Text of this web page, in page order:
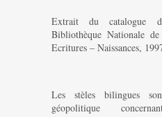
Extrait du catalogue
Bibliothèque Nationale
Ecritures – Naissances,
Les stèles bilingues
géopolitique